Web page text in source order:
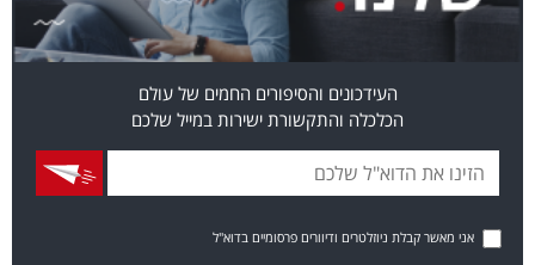
העידכונים והסיפורים החמים של עולם
הכלכלה והתקשורת ישירות במייל שלכם
אני מאשר קבלת ניוזלטרים ודיוורים פרסומיים בדוא"ל